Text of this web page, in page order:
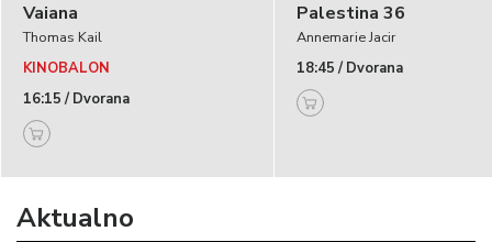
Vaiana
Thomas Kail
KINOBALON
16:15 / Dvorana
Palestina 36
Annemarie Jacir
18:45 / Dvorana
Aktualno